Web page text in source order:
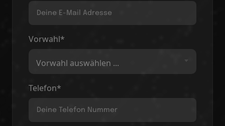
Vorwahl*
Vorwahl auswählen ...
Telefon*